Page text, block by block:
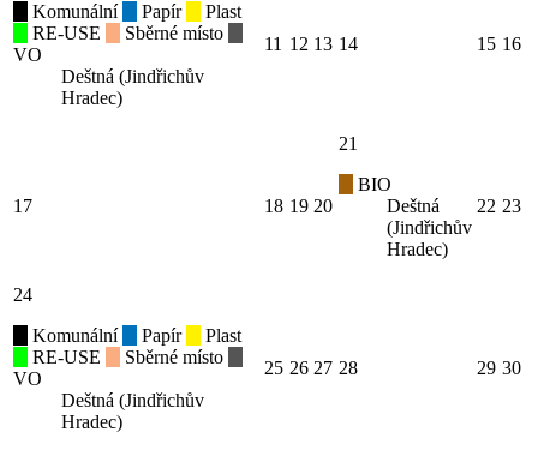
Komunální
Papír
Plast
RE-USE
Sběrné místo
VO
Deštná (Jindřichův
Hradec)
11 12 13 14 15 16
17 18 19 20
21
BIO
Deštná
(Jindřichův
Hradec)
22 23
24
Komunální
Papír
Plast
RE-USE
Sběrné místo
VO
Deštná (Jindřichův
Hradec)
25 26 27 28 29 30